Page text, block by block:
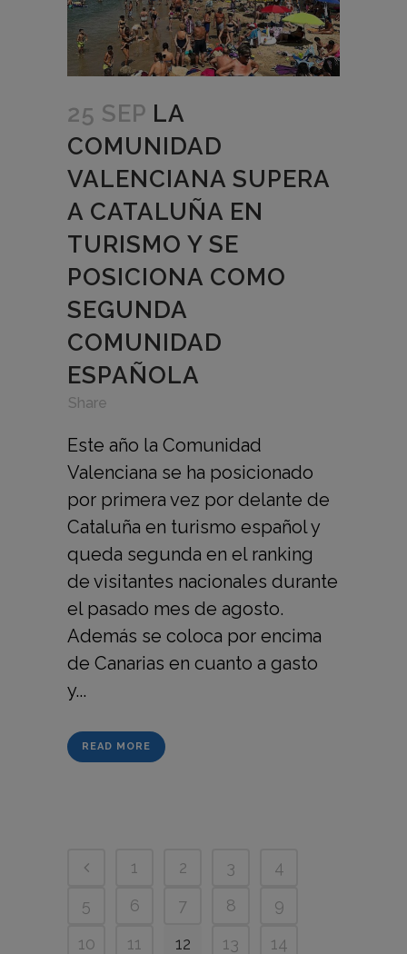
25 SEP LA
COMUNIDAD
VALENCIANA SUPERA
A CATALUÑA EN
TURISMO Y SE
POSICIONA COMO
SEGUNDA
COMUNIDAD
ESPAÑOLA
Share
Este año la Comunidad
Valenciana se ha posicionado
por primera vez por delante de
Cataluña en turismo español y
queda segunda en el ranking
de visitantes nacionales durante
el pasado mes de agosto.
Además se coloca por encima
de Canarias en cuanto a gasto
y...
READ MORE
1 2 3
4
5
6 7 8
9
10
11 12 13
14